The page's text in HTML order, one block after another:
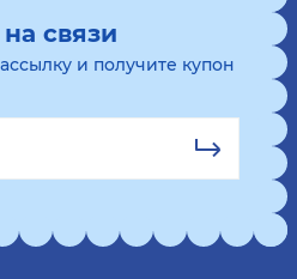
связи
и получите купон